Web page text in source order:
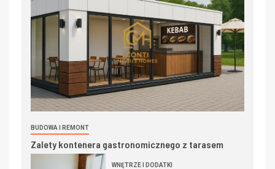
BUDOWA I REMONT
Zalety kontenera gastronomicznego z tarasem
WNĘTRZE I DODATKI